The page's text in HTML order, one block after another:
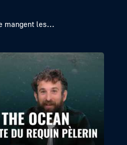
mangent les...